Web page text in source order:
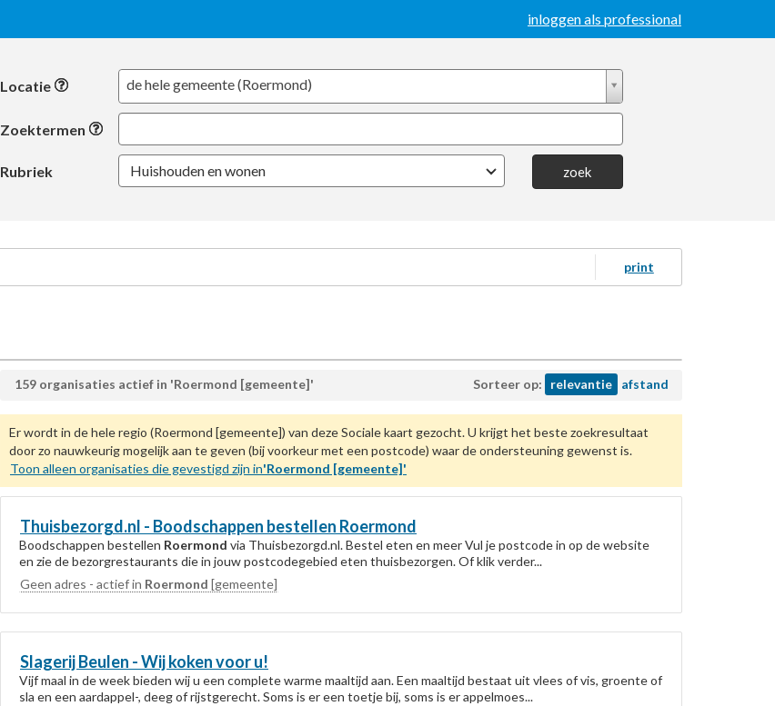
inloggen als professional
Locatie de hele gemeente (Roermond)
Locatie
Zoektermen
Rubriek Huishouden en wonen zoek
print
159 organisaties actief in 'Roermond [gemeente]' Sorteer op: relevantie afstand
Er wordt in de hele regio (Roermond [gemeente]) van deze Sociale kaart gezocht. U krijgt het beste zoekresultaat
door zo nauwkeurig mogelijk aan te geven (bij voorkeur met een postcode) waar de ondersteuning gewenst is.
Toon alleen organisaties die gevestigd zijn in'Roermond [gemeente]'
Thuisbezorgd.nl - Boodschappen bestellen Roermond
Boodschappen bestellen Roermond via Thuisbezorgd.nl. Bestel eten en meer Vul je postcode in op de website
en zie de bezorgrestaurants die in jouw postcodegebied eten thuisbezorgen. Of klik verder...
Geen adres - actief in Roermond [gemeente]
Slagerij Beulen - Wij koken voor u!
Vijf maal in de week bieden wij u een complete warme maaltijd aan. Een maaltijd bestaat uit vlees of vis, groente of
sla en een aardappel-, deeg of rijstgerecht. Soms is er een toetje bij, soms is er appelmoes...